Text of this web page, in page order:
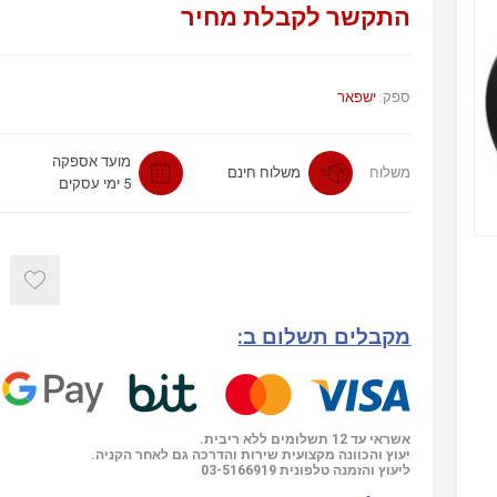
התקשר לקבלת מחיר
ספק: ישפאר
משלוח משלוח חינם
מועד אספקה
5 ימי עסקים
מקבלים תשלום ב:
אשראי עד 12 תשלומים ללא ריבית.
יעוץ והכוונה מקצועית שירות והדרכה גם לאחר הקניה.
ליעוץ והזמנה טלפונית 03-5166919